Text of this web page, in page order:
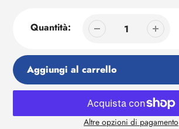
Quantità:
Aggiungi al carrello
Altre opzioni di pagamento